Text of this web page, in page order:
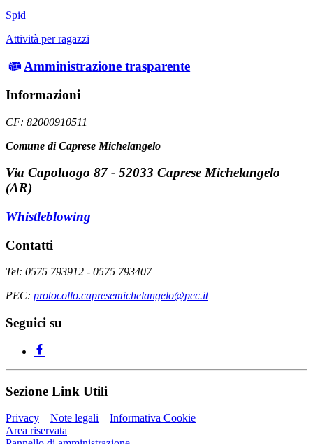
Spid
Attività per ragazzi
Amministrazione trasparente
Informazioni
CF: 82000910511
Comune di Caprese Michelangelo
Via Capoluogo 87 - 52033 Caprese Michelangelo
(AR)
Whistleblowing
Contatti
Tel: 0575 793912 - 0575 793407
PEC: protocollo.capresemichelangelo@pec.it
Seguici su
Sezione Link Utili
Privacy Note legali
Informativa Cookie
Area riservata